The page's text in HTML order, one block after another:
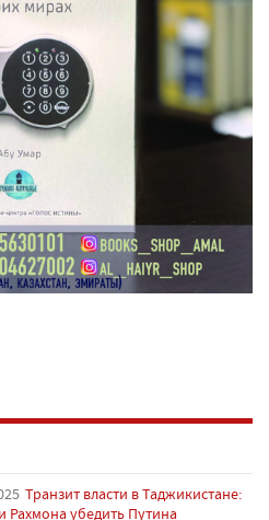
Транзит власти в Таджикистане:
Рахмона убедить Путина